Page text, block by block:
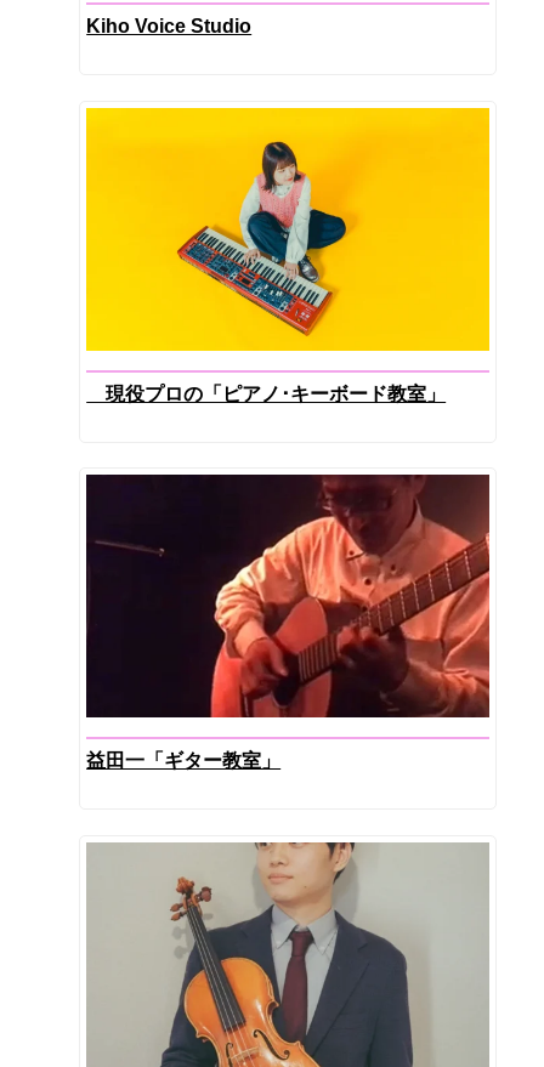
Kiho Voice Studio
現役プロの「ピアノ･キーボード教室」
益田一「ギター教室」